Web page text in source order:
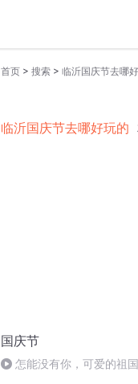
首页 > 搜索 > 临沂国庆节去哪
临沂国庆节去哪好玩的
国庆节
怎能没有你，可爱的祖国